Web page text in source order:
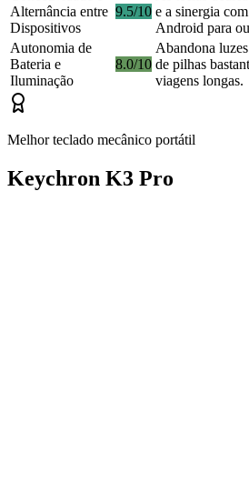
Alternância entre
Dispositivos
9.5/10 e a sinergia
Android para
Autonomia de
Bateria e
Iluminação
8.0/10
Abandona
de pilhas
viagens longas.
Melhor teclado mecânico portátil
Keychron K3 Pro